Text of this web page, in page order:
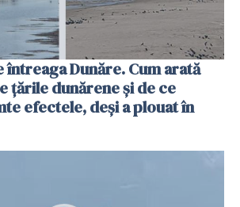
întreaga Dunăre. Cum arată
țările dunărene și de ce
efectele, deși a plouat în